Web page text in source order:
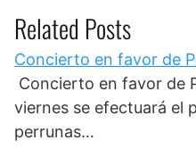
Related Posts
Concierto en favor de
Concierto en favor de
viernes se efectuará el
perrunas…